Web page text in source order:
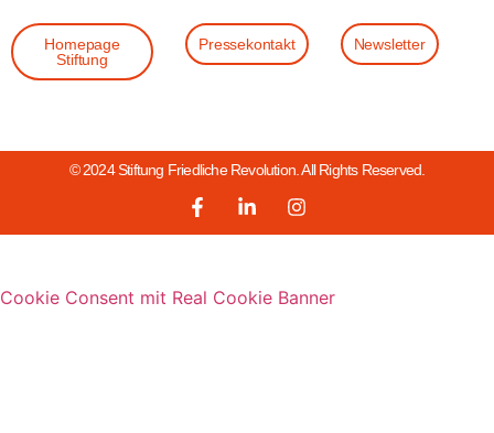
Homepage
Stiftung
Pressekontakt Newsletter
© 2024 Stiftung Friedliche Revolution. All Rights Reserved.
Cookie Consent mit Real Cookie Banner